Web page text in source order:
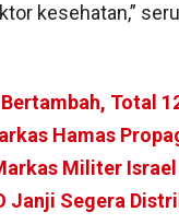
kesehatan,”
Total
Hamas
Militer Israel
Janji Segera